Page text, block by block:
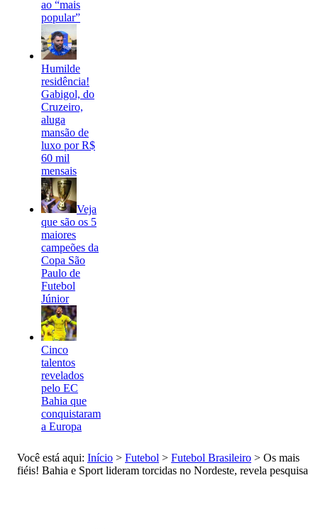
ao “mais
popular”
Humilde
residência!
Gabigol, do
Cruzeiro,
aluga
mansão de
luxo por R$
60 mil
mensais
Veja
que são os 5
maiores
campeões da
Copa São
Paulo de
Futebol
Júnior
Cinco
talentos
revelados
pelo EC
Bahia que
conquistaram
a Europa
Você está aqui: Início > Futebol > Futebol Brasileiro > Os mais
fiéis! Bahia e Sport lideram torcidas no Nordeste, revela pesquisa